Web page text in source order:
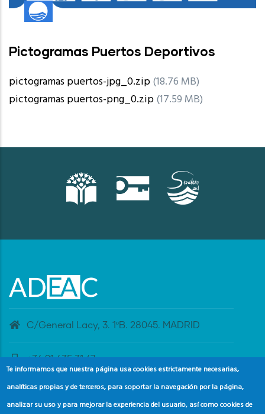
Pictogramas Puertos Deportivos
pictogramas puertos-jpg_0.zip(18.76 MB)
pictogramas puertos-png_0.zip(17.59 MB)
C/General Lacy, 3. 1ºB. 28045. MADRID
+34 91 435 31 47
banderaazul@adeac.es
Te informamos que nuestra página usa cookies estrictamente necesarias,
analíticas propias y de terceros, para soportar la navegación por la página,
analizar su uso y para mejorar la experiencia del usuario, así como cookies de